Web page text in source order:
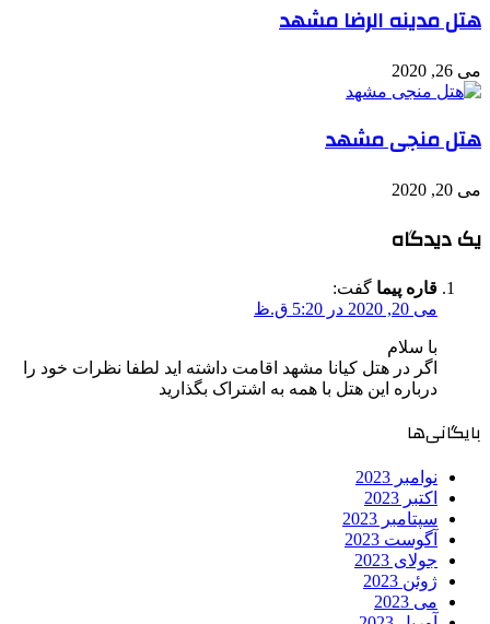
هتل مدینه الرضا مشهد
می 26, 2020
هتل منجی مشهد
می 20, 2020
یک دیدگاه
قاره پیما گفت:
می 20, 2020 در 5:20 ق.ظ
با سلام
اگر در هتل کیانا مشهد اقامت داشته اید لطفا نظرات خود را
درباره این هتل با همه به اشتراک بگذارید
بایگانی‌ها
نوامبر 2023
اکتبر 2023
سپتامبر 2023
آگوست 2023
جولای 2023
ژوئن 2023
می 2023